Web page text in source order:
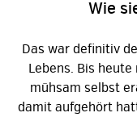
Wie
Das war definitiv
Lebens. Bis
mühsam selbst
damit aufgehört